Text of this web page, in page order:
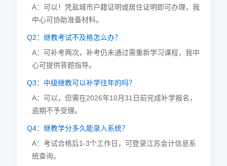
A：可以！凭盐城市户籍证明或居住证明即可办理，我
中心可协助准备材料。
Q2：继教考试不及格怎么办？
A：可补考两次，补考仍未通过需重新学习课程，我中
心可提供答题指导。
Q3：中级继教可以补学往年的吗？
A：可以，但需在2026年10月31日前完成补学报名，
逾期不予受理。
Q4：继教学分多久能录入系统？
A：考试合格后1-3个工作日，可登录江苏会计信息系
统查询。